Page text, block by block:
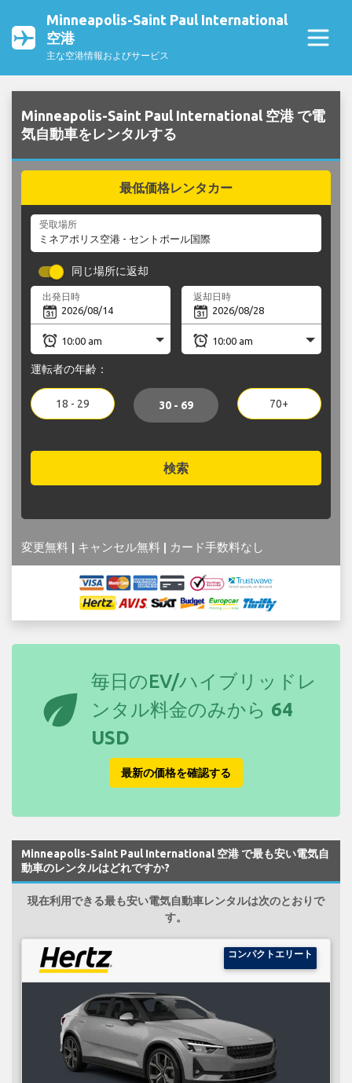
Minneapolis-Saint Paul International
空港
主な空港情報およびサービス
Minneapolis-Saint Paul International 空港 で電
気自動車をレンタルする
最低価格レンタカー
受取場所
同じ場所に返却
出発日時 返却日時
運転者の年齢：
18 - 29 30 - 69 70+
検索
変更無料 | キャンセル無料 | カード手数料なし
eco
毎日のEV/ハイブリッドレ
ンタル料金のみから 64
USD
最新の価格を確認する
Minneapolis-Saint Paul International 空港 で最も安い電気自
動車のレンタルはどれですか?
現在利用できる最も安い電気自動車レンタルは次のとおりで
す。
コンパクトエリート